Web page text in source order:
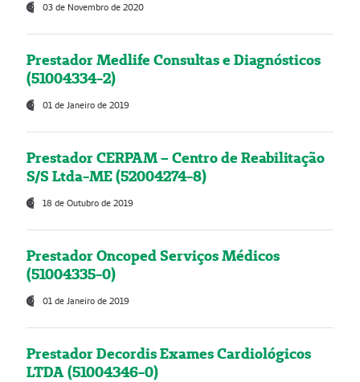
03 de Novembro de 2020
Prestador Medlife Consultas e Diagnósticos
(51004334-2)
01 de Janeiro de 2019
Prestador CERPAM – Centro de Reabilitação
S/S Ltda-ME (52004274-8)
18 de Outubro de 2019
Prestador Oncoped Serviços Médicos
(51004335-0)
01 de Janeiro de 2019
Prestador Decordis Exames Cardiológicos
LTDA (51004346-0)